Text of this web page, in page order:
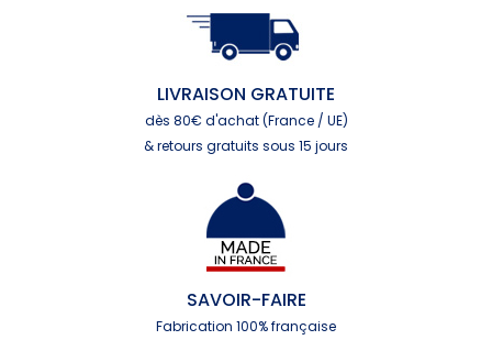
LIVRAISON GRATUITE
dès 80€ d'achat (France / UE)
& retours gratuits sous 15 jours
SAVOIR-FAIRE
Fabrication 100% française